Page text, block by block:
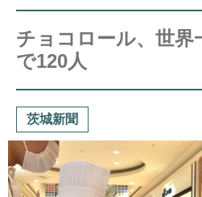
チョコロール、世
で120人
茨城新聞